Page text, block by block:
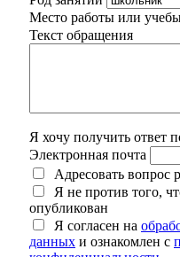
Место работы или
Текст обращения
Я хочу получить ответ
Электронная почта
Адресовать вопрос
Я не против того,
опубликован
Я согласен на
данных и ознакомлен с